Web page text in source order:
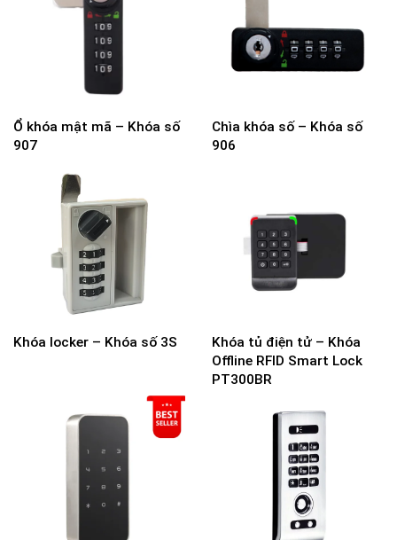
Ổ khóa mật mã – Khóa số
907
Chìa khóa số – Khóa số
906
Khóa locker – Khóa số 3S
Khóa tủ điện tử – Khóa
Offline RFID Smart Lock
PT300BR